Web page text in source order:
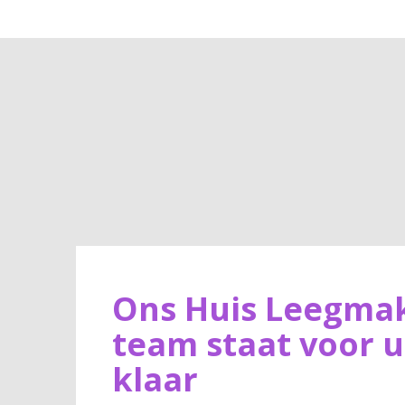
Ons Huis
team staat voor u
klaar